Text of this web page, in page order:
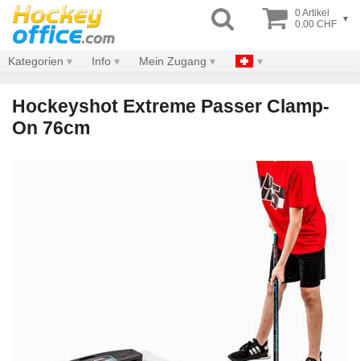
0 Artikel
0.00 CHF ▾
Kategorien Info Mein Zugang
Hockeyshot Extreme Passer Clamp-
On 76cm